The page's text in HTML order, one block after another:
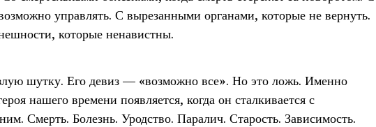
управлять. С вырезанными органами, которые не вернуть.
которые ненавистны.
шутку. Его девиз — «возможно все». Но это ложь. Именно
нашего времени появляется, когда он сталкивается с
Смерть. Болезнь. Уродство. Паралич. Старость. Зависимость.